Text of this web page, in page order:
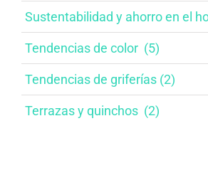
Sustentabilidad y ahorro en el
Tendencias de color ​ (5)
Tendencias de griferías​ (2)
Terrazas y quinchos ​ (2)